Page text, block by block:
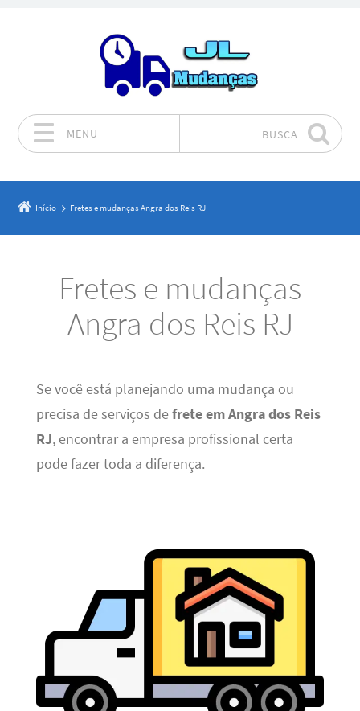
MENU BUSCA
Início Fretes e mudanças Angra dos Reis RJ
Fretes e mudanças
Angra dos Reis RJ
Se você está planejando uma mudança ou
precisa de serviços defrete em Angra dos Reis
RJ, encontrar a empresa profissional certa
pode fazer toda a diferença.